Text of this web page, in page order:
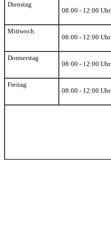
Dienstag
08:00 - 12:00 Uhr
Mittwoch
08:00 - 12:00 Uhr
Donnerstag
08:00 - 12:00 Uhr
Freitag
08:00 - 12:00 Uhr